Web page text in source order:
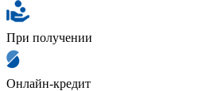
При получении
Онлайн-кредит